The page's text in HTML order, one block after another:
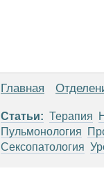
Главная
Статьи: Терапия
Пульмонология
Сексопатология